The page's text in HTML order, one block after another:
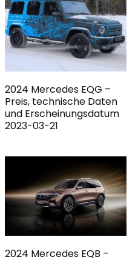
2024 Mercedes EQG –
Preis, technische Daten
und Erscheinungsdatum
2023-03-21
2024 Mercedes EQB –